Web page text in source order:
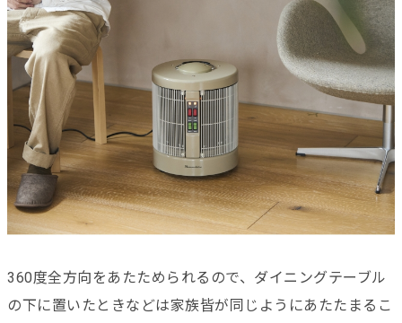
360度全方向をあたためられるので、ダイニングテーブル
の下に置いたときなどは家族皆が同じようにあたたまるこ